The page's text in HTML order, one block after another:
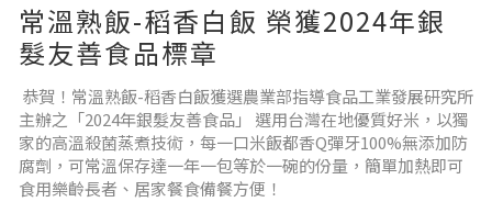
常溫熟飯-稻香白飯 榮獲2024年銀
髮友善食品標章
恭賀！常溫熟飯-稻香白飯獲選農業部指導食品工業發展研究所
主辦之「2024年銀髮友善食品」 選用台灣在地優質好米，以獨
家的高溫殺菌蒸煮技術，每一口米飯都香Q彈牙100%無添加防
腐劑，可常溫保存達一年一包等於一碗的份量，簡單加熱即可
食用樂齡長者、居家餐食備餐方便！